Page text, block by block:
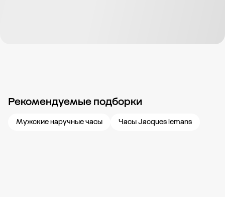
Рекомендуемые подборки
Мужские наручные часы Часы Jacques lemans
Новости компании Журнал ЗОЛОТОЙ Блог